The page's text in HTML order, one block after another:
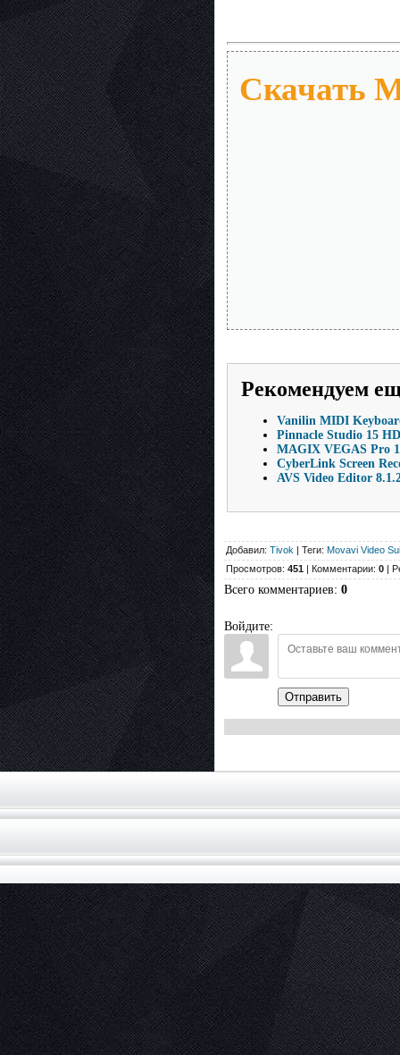
Скачать
Рекомендуем
Vanilin MIDI
Pinnacle Studio 15
MAGIX VEGAS Pro
CyberLink Screen
AVS Video Editor
Добавил: Tivok | Теги: Movavi Video
Просмотров: 451 | Комментарии: 0 |
Всего комментариев: 0
Войдите:
Отправить